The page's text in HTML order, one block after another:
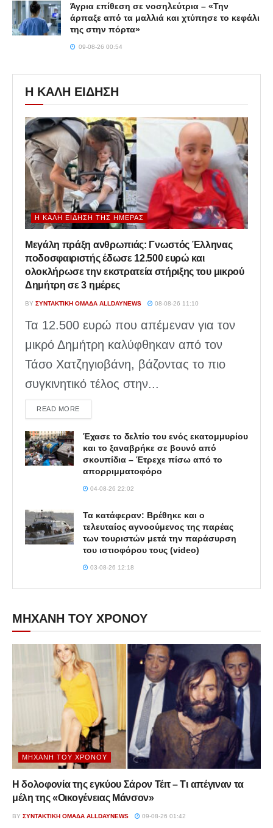
Άγρια επίθεση σε νοσηλεύτρια – «Την
άρπαξε από τα μαλλιά και χτύπησε το κεφάλι
της στην πόρτα»
09-08-26 00:54
Η ΚΑΛΗ ΕΙΔΗΣΗ
Η ΚΑΛΉ ΕΊΔΗΣΗ ΤΗΣ ΗΜΈΡΑΣ
Μεγάλη πράξη ανθρωπιάς: Γνωστός Έλληνας
ποδοσφαιριστής έδωσε 12.500 ευρώ και
ολοκλήρωσε την εκστρατεία στήριξης του μικρού
Δημήτρη σε 3 ημέρες
BY ΣΥΝΤΑΚΤΙΚΉ ΟΜΆΔΑ ALLDAYNEWS 08-08-26 11:10
Τα 12.500 ευρώ που απέμεναν για τον
μικρό Δημήτρη καλύφθηκαν από τον
Τάσο Χατζηγιοβάνη, βάζοντας το πιο
συγκινητικό τέλος στην...
READ MOREDETAILS
Έχασε το δελτίο του ενός εκατομμυρίου
και το ξαναβρήκε σε βουνό από
σκουπίδια – Έτρεχε πίσω από το
απορριμματοφόρο
04-08-26 22:02
Τα κατάφεραν: Βρέθηκε και ο
τελευταίος αγνοούμενος της παρέας
των τουριστών μετά την παράσυρση
του ιστιοφόρου τους (video)
03-08-26 12:18
ΜΗΧΑΝΗ ΤΟΥ ΧΡΟΝΟΥ
ΜΗΧΑΝΉ ΤΟΥ ΧΡΌΝΟΥ
Η δολοφονία της εγκύου Σάρον Τέιτ – Τι απέγιναν τα
μέλη της «Οικογένειας Μάνσον»
BY ΣΥΝΤΑΚΤΙΚΉ ΟΜΆΔΑ ALLDAYNEWS 09-08-26 01:42